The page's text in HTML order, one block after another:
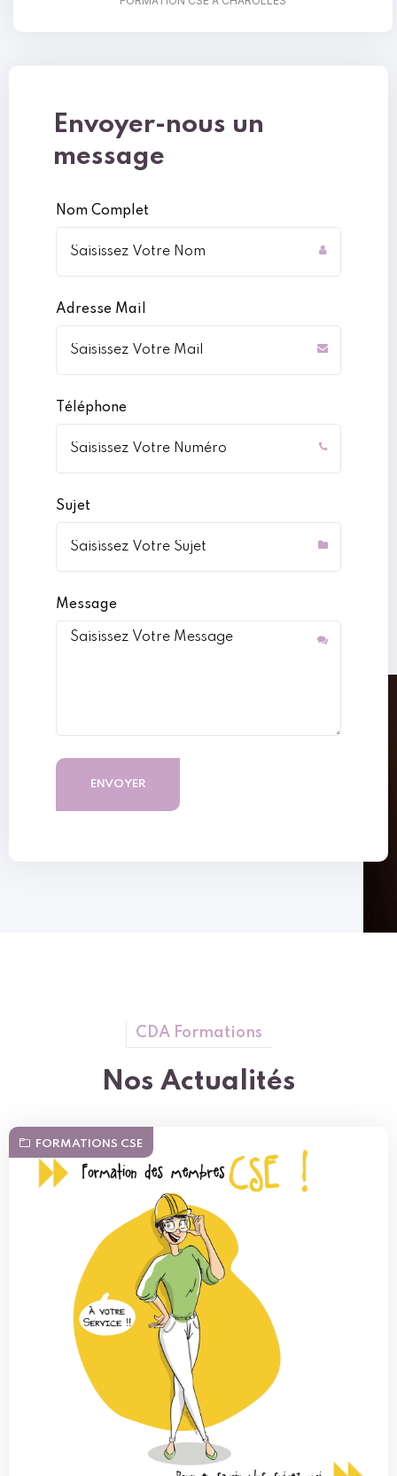
Envoyer-nous un
message
Nom Complet
Adresse Mail
Téléphone
Sujet
Message
CDA Formations
Nos Actualités
FORMATIONS CSE